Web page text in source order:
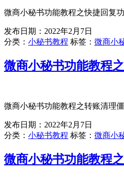
微商小秘书功能教程之快捷回复
发布日期： 2022年2月7日
分类： 小秘书教程 标签： 微商小
微商小秘书功能教程
微商小秘书功能教程之转账清理
发布日期： 2022年2月7日
分类： 小秘书教程 标签： 微商小
微商小秘书功能教程